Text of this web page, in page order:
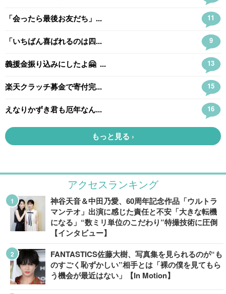
アクセスランキング
神谷天音＆中田乃愛、60周年記念作品「ウルトラ
マンテオ」出演に感じた責任と不安「大きな転機
になる」“数ミリ単位のこだわり”特撮技術に圧倒
【インタビュー】
FANTASTICS佐藤大樹、写真集を見られるのが“も
のすごく恥ずかしい”相手とは「裸の僕を見てもら
う機会が最近はない」【In Motion】